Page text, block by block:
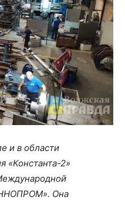
и в области
«Константа-2»
Она